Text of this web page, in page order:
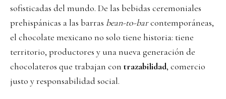
sofisticadas del mundo. De las bebidas ceremoniales
prehispánicas a las barras bean-to-barcontemporáneas,
el chocolate mexicano no solo tiene historia: tiene
territorio, productores y una nueva generación de
chocolateros que trabajan con trazabilidad, comercio
justo y responsabilidad social.